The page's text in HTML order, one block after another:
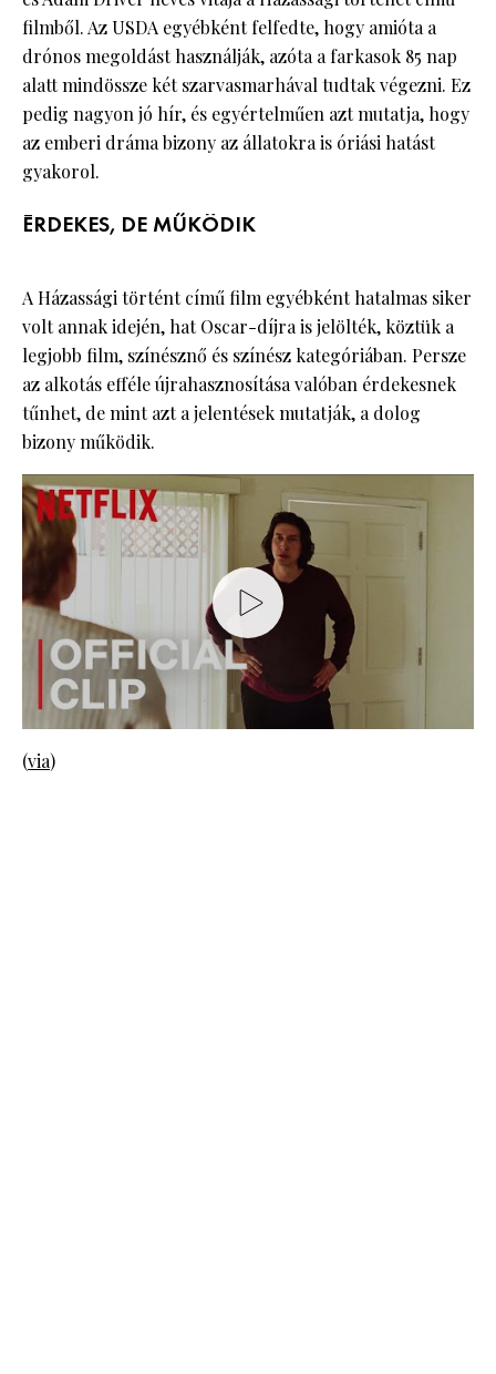
filmből. Az USDA egyébként felfedte, hogy amióta a
drónos megoldást használják, azóta a farkasok 85 nap
alatt mindössze két szarvasmarhával tudtak végezni. Ez
pedig nagyon jó hír, és egyértelműen azt mutatja, hogy
az emberi dráma bizony az állatokra is óriási hatást
gyakorol.
ÉRDEKES, DE MŰKÖDIK
A Házassági történt című film egyébként hatalmas siker
volt annak idején, hat Oscar-díjra is jelölték, köztük a
legjobb film, színésznő és színész kategóriában. Persze
az alkotás efféle újrahasznosítása valóban érdekesnek
tűnhet, de mint azt a jelentések mutatják, a dolog
bizony működik.
(via)